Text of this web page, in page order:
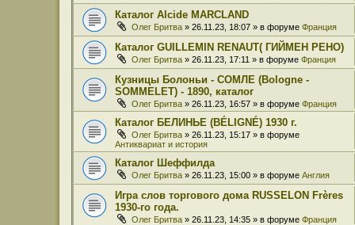
Каталог Alcide MARCLAND
Олег Бритва » 26.11.23, 18:07 » в форуме Франция
Каталог GUILLEMIN RENAUT( ГИЙМЕН РЕНО)
Олег Бритва » 26.11.23, 17:11 » в форуме Франция
Кузницы Болоньи - СОМЛЕ (Bologne -
SOMMELET) - 1890, каталог
Олег Бритва » 26.11.23, 16:57 » в форуме Франция
Каталог БЕЛИНЬЕ (BÉLIGNÉ) 1930 г.
Олег Бритва » 26.11.23, 15:17 » в форуме
Антиквариат и история
Каталог Шеффилда
Олег Бритва » 26.11.23, 15:00 » в форуме Англия
Игра слов торгового дома RUSSELON Frères
1930-го года.
Олег Бритва » 26.11.23, 14:35 » в форуме Франция